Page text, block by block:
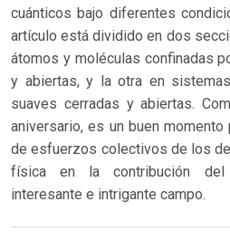
cuánticos bajo diferentes
artículo está dividido en dos
átomos y moléculas confinadas
y abiertas, y la otra en
suaves cerradas y abiertas.
aniversario, es un buen
de esfuerzos colectivos de los
física en la contribución del
interesante e intrigante campo.